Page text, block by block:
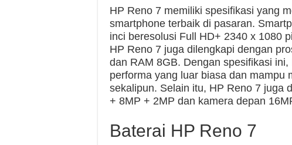
HP Reno 7 memiliki spesifikasi yang
smartphone terbaik di pasaran.
inci beresolusi Full HD+ 2340 x 1080
HP Reno 7 juga dilengkapi dengan
dan RAM 8GB. Dengan spesifikasi
performa yang luar biasa dan mampu
sekalipun. Selain itu, HP Reno 7 juga
+ 8MP + 2MP dan kamera depan
Baterai HP Reno 7